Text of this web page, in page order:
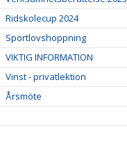
Ridskolecup 2024
Sportlovshoppning
VIKTIG INFORMATION
Vinst - privatlektion
Årsmöte